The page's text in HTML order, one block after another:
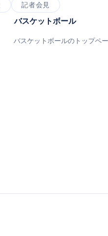
記者会見
バスケットボール
バスケットボールのトップペ